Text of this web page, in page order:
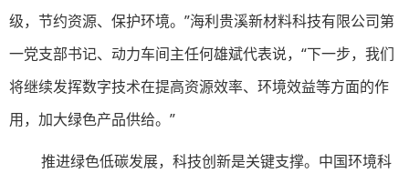
级，节约资源、保护环境。”海利贵溪新材料科技有限公司第
一党支部书记、动力车间主任何雄斌代表说，“下一步，我们
将继续发挥数字技术在提高资源效率、环境效益等方面的作
用，加大绿色产品供给。”
推进绿色低碳发展，科技创新是关键支撑。中国环境科